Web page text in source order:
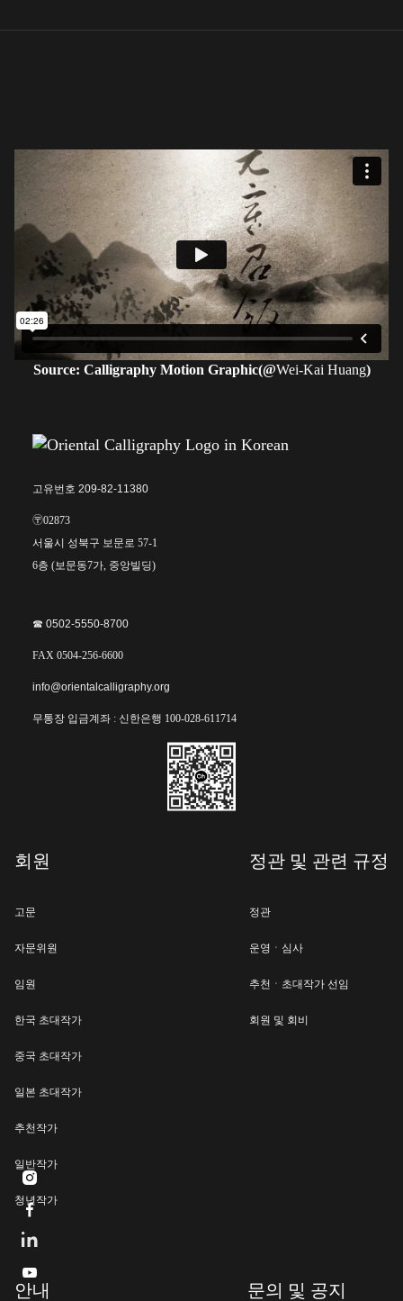
Source: Calligraphy Motion Graphic(@Wei-Kai Huang)
고유번호 209-82-11380
〶02873
서울시 성북구 보문로 57-1
6층 (보문동7가, 중앙빌딩)
☎︎ 0502-5550-8700
FAX 0504-256-6600
info@orientalcalligraphy.org
무통장 입금계좌 : 신한은행 100-028-611714
회원
고문
자문위원
임원
한국 초대작가
중국 초대작가
일본 초대작가
추천작가
일반작가
청년작가
정관 및 관련 규정
정관
운영ㆍ심사
추천ㆍ초대작가 선임
회원 및 회비
안내 문의 및 공지


